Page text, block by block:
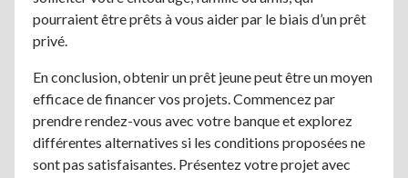
pourraient être prêts à vous aider par le biais d’un prêt
privé.
En conclusion, obtenir un prêt jeune peut être un moyen
efficace de financer vos projets. Commencez par
prendre rendez-vous avec votre banque et explorez
différentes alternatives si les conditions proposées ne
sont pas satisfaisantes. Présentez votre projet avec